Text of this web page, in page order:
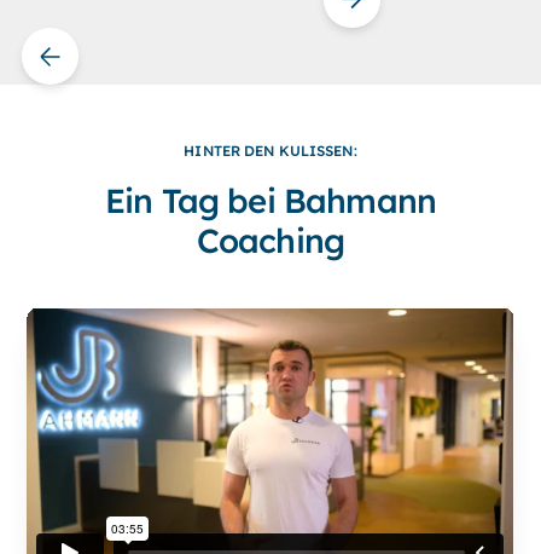
HINTER DEN KULISSEN:
Ein Tag bei Bahmann
Coaching